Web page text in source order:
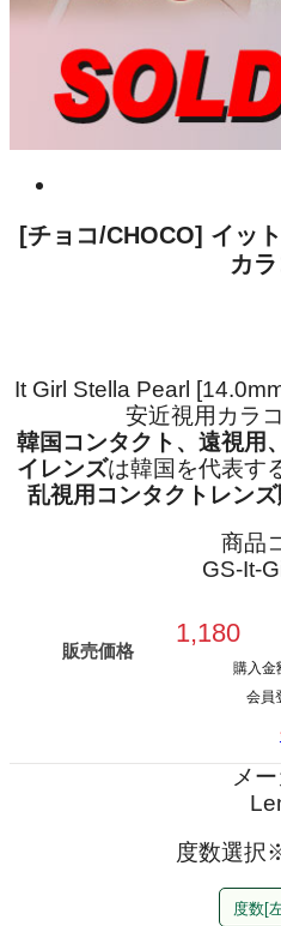
[チョコ/CHOCO] イッ
カ
It Girl Stella Pearl
安近視用カラ
韓国コンタクト、遠視用
イレンズは韓国を代表す
乱視用コンタクトレン
商品
GS-It-
販売価格
1,180
購入金
会員
メ
度数選択